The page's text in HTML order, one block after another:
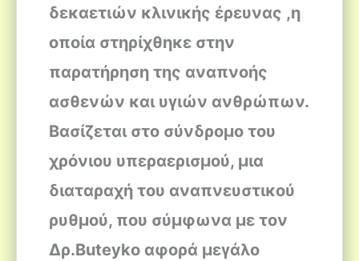
δεκαετιών κλινικής έρευνας ,η
οποία στηρίχθηκε στην
παρατήρηση της αναπνοής
ασθενών και υγιών ανθρώπων.
Βασίζεται στο σύνδρομο του
χρόνιου υπεραερισμού, μια
διαταραχή του αναπνευστικού
ρυθμού, που σύμφωνα με τον
Δρ.Buteyko αφορά μεγάλο